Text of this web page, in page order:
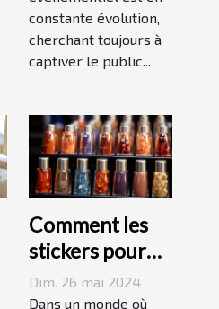
constante évolution,
cherchant toujours à
captiver le public...
Comment les
stickers pour
ongles
révolutionnent
Dim. 26 mai 2024
Dans un monde où